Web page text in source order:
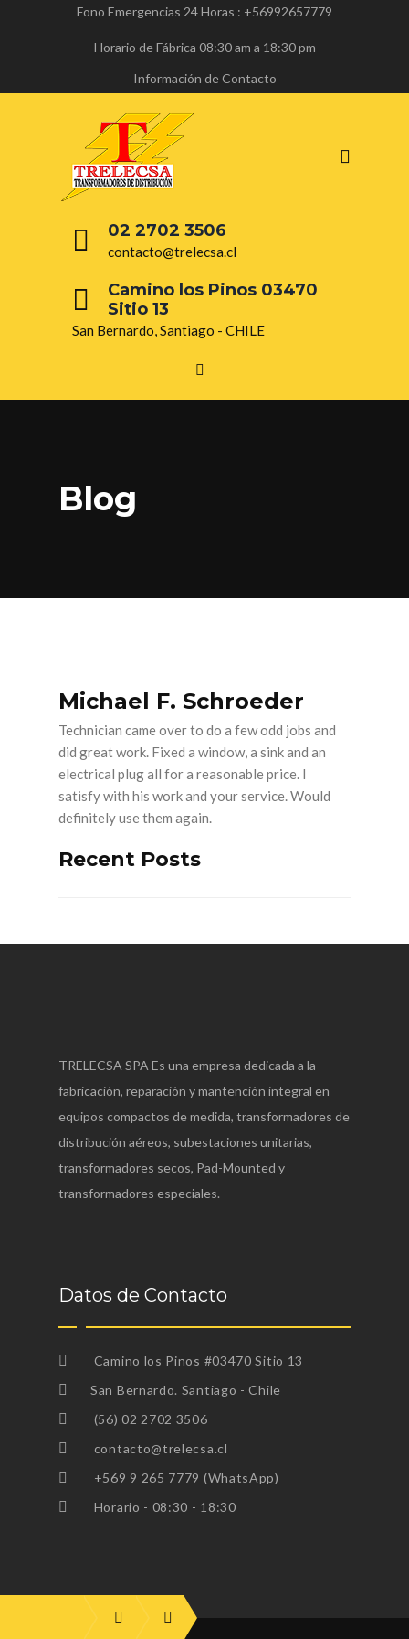
Fono Emergencias 24 Horas : +56992657779
Horario de Fábrica 08:30 am a 18:30 pm
Información de Contacto
02 2702 3506
contacto@trelecsa.cl
Camino los Pinos 03470
Sitio 13
San Bernardo, Santiago - CHILE
Blog
Michael F. Schroeder
Technician came over to do a few odd jobs and
did great work. Fixed a window, a sink and an
electrical plug all for a reasonable price. I
satisfy with his work and your service. Would
definitely use them again.
Recent Posts
TRELECSA SPA Es una empresa dedicada a la
fabricación, reparación y mantención integral en
equipos compactos de medida, transformadores de
distribución aéreos, subestaciones unitarias,
transformadores secos, Pad-Mounted y
transformadores especiales.
Datos de Contacto
Camino los Pinos #03470 Sitio 13
San Bernardo. Santiago - Chile
(56) 02 2702 3506
contacto@trelecsa.cl
+569 9 265 7779 (WhatsApp)
Horario - 08:30 - 18:30